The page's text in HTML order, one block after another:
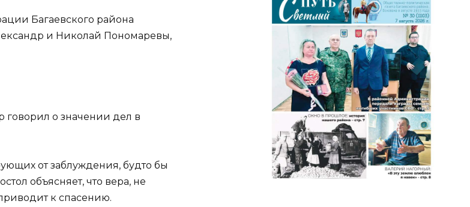
Багаевского района
и Николай Пономаревы,
говорил о значении дел в
от заблуждения, будто бы
объясняет, что вера, не
к спасению.